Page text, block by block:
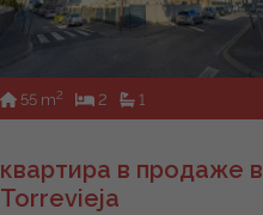
55 m2 2 1
квартира в продаже в
Torrevieja